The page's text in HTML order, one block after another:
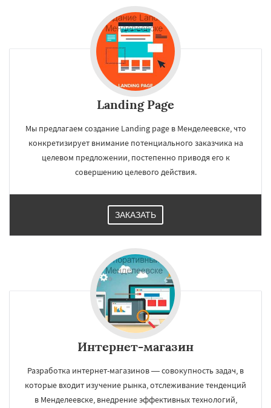
Landing Page
Мы предлагаем создание Landing page в Менделеевске, что
конкретизирует внимание потенциального заказчика на
целевом предложении, постепенно приводя его к
совершению целевого действия.
ЗАКАЗАТЬ
Интернет-магазин
Разработка интернет-магазинов — совокупность задач, в
которые входит изучение рынка, отслеживание тенденций
в Менделеевске, внедрение эффективных технологий,